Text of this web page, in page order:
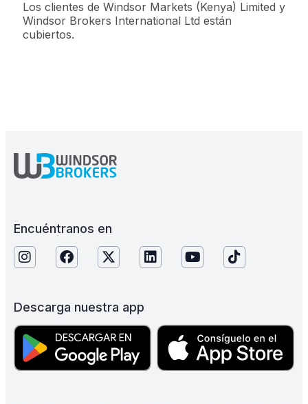
Los clientes de Windsor Markets (Kenya) Limited y
Windsor Brokers International Ltd están
cubiertos.
Encuéntranos en
Descarga nuestra app